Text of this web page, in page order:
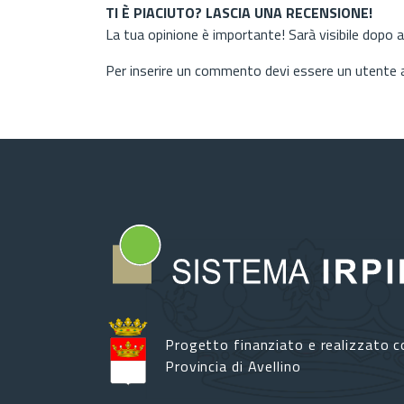
TI È PIACIUTO? LASCIA UNA RECENSIONE!
La tua opinione è importante! Sarà visibile dopo
Per inserire un commento devi essere un
Progetto finanziato e realizzato
Provincia di Avellino